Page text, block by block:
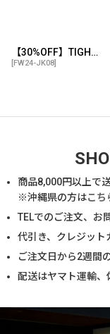
【30%OFF】TIGHTBOOTH/HOODED TACTICAL JACKET（White）［フーデッドタクティカルJKT-24秋冬］
[FW24-JK08]
商品8,000円以上で
※沖縄県の方はこち
TELでのご注文、お
代引き、クレジット
ご注文日から2週間
配送はヤマト運輸、